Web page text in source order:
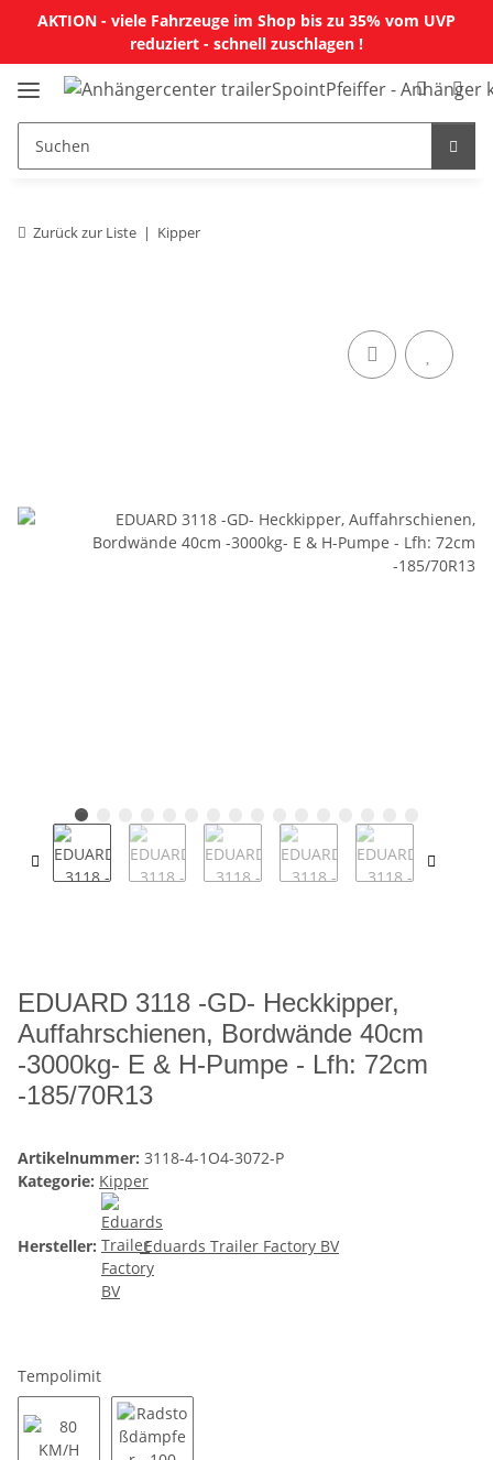
AKTION - viele Fahrzeuge im Shop bis zu 35% vom UVP
reduziert - schnell zuschlagen !
Zurück zur Liste Kipper
EDUARD 3118 -GD- Heckkipper,
Auffahrschienen, Bordwände 40cm
-3000kg- E & H-Pumpe - Lfh: 72cm
-185/70R13
Artikelnummer: 3118-4-1O4-3072-P
Kategorie: Kipper
Hersteller: Eduards Trailer Factory BV
Tempolimit